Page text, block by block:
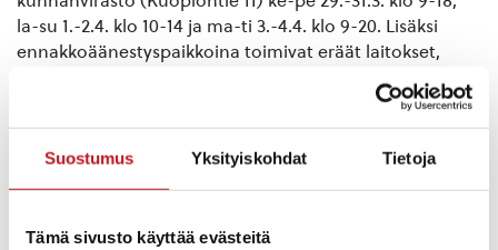
Suostumus Yksityiskohdat Tietoja
Tämä sivusto käyttää evästeitä
la-su 1.-2.4. klo 10-14 ja ma-ti 3.-4.4. klo 9-20. Lisäksi
ennakkoäänestyspaikkoina toimivat eräät laitokset,
joihin lähetetään erikseen ilmoitus ennakkoäänestyksen
toimittamisesta. Äänestäjän on varauduttava
todistamaan henkilöllisyytensä (ajokortti, passi tms.)
Ehdokaslistojen yhdistelmä
ehdokkaat.pdf